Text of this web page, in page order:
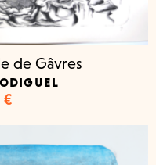
de Gâvres
€